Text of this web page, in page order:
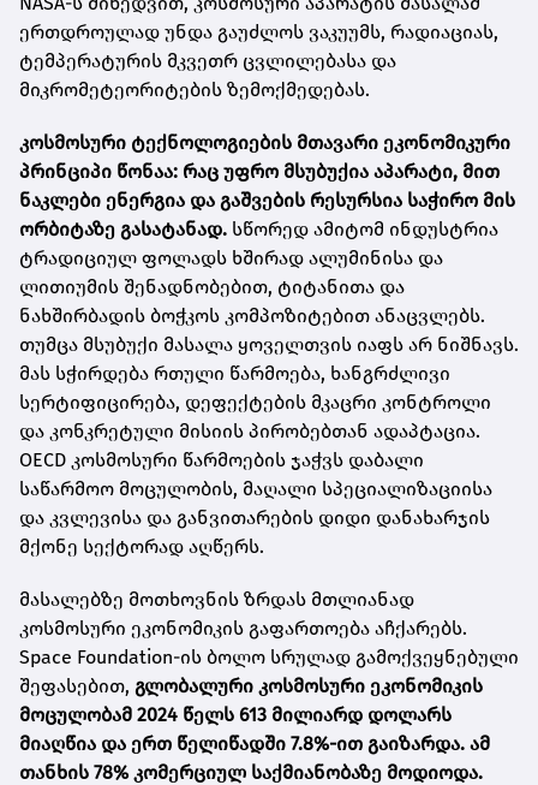
ერთდროულად უნდა გაუძლოს ვაკუუმს, რადიაციას,
ტემპერატურის მკვეთრ ცვლილებასა და
მიკრომეტეორიტების ზემოქმედებას.
კოსმოსური ტექნოლოგიების მთავარი ეკონომიკური
პრინციპი წონაა: რაც უფრო მსუბუქია აპარატი, მით
ნაკლები ენერგია და გაშვების რესურსია საჭირო მის
ორბიტაზე გასატანად. სწორედ ამიტომ ინდუსტრია
ტრადიციულ ფოლადს ხშირად ალუმინისა და
ლითიუმის შენადნობებით, ტიტანითა და
ნახშირბადის ბოჭკოს კომპოზიტებით ანაცვლებს.
თუმცა მსუბუქი მასალა ყოველთვის იაფს არ ნიშნავს.
მას სჭირდება რთული წარმოება, ხანგრძლივი
სერტიფიცირება, დეფექტების მკაცრი კონტროლი
და კონკრეტული მისიის პირობებთან ადაპტაცია.
OECD კოსმოსური წარმოების ჯაჭვს დაბალი
საწარმოო მოცულობის, მაღალი სპეციალიზაციისა
და კვლევისა და განვითარების დიდი დანახარჯის
მქონე სექტორად აღწერს.
მასალებზე მოთხოვნის ზრდას მთლიანად
კოსმოსური ეკონომიკის გაფართოება აჩქარებს.
Space Foundation-ის ბოლო სრულად გამოქვეყნებული
შეფასებით, გლობალური კოსმოსური ეკონომიკის
მოცულობამ 2024 წელს 613 მილიარდ დოლარს
მიაღწია და ერთ წელიწადში 7.8%-ით გაიზარდა. ამ
თანხის 78% კომერციულ საქმიანობაზე მოდიოდა.